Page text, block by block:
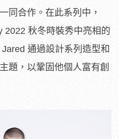
同合作。在此系列中，
2022 秋冬時裝秀中亮相的
通過設計系列造型和
題，以鞏固他個人富有創